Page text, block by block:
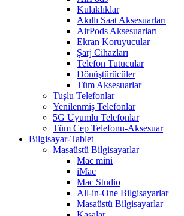
Kulaklıklar
Akıllı Saat Aksesuarları
AirPods Aksesuarları
Ekran Koruyucular
Şarj Cihazları
Telefon Tutucular
Dönüştürücüler
Tüm Aksesuarlar
Tuşlu Telefonlar
Yenilenmiş Telefonlar
5G Uyumlu Telefonlar
Tüm Cep Telefonu-Aksesuar
Bilgisayar-Tablet
Masaüstü Bilgisayarlar
Mac mini
iMac
Mac Studio
All-in-One Bilgisayarlar
Masaüstü Bilgisayarlar